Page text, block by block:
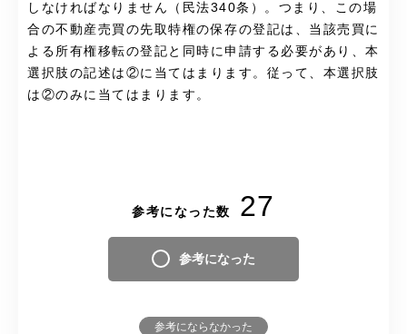
しなければなりません（民法340条）。つまり、この場
合の不動産売買の先取特権の保存の登記は、当該売買に
よる所有権移転の登記と同時に申請する必要があり、本
選択肢の記述は②に当てはまります。従って、本選択肢
は②のみに当てはまります。
参考になった数 27
参考になった
参考にならなかった